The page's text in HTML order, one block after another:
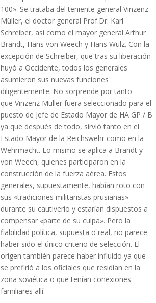
100». Se trataba del teniente general Vinzenz
Müller, el doctor general Prof.Dr. Karl
Schreiber, así como el mayor general Arthur
Brandt, Hans von Weech y Hans Wulz. Con la
excepción de Schreiber, que tras su liberación
huyó a Occidente, todos los generales
asumieron sus nuevas funciones
diligentemente. No sorprende por tanto
que Vinzenz Müller fuera seleccionado para el
puesto de Jefe de Estado Mayor de HA GP / B
ya que después de todo, sirvió tanto en el
Estado Mayor de la Reichswehr como en la
Wehrmacht. Lo mismo se aplica a Brandt y
von Weech, quienes participaron en la
construcción de la fuerza aérea. Estos
generales, supuestamente, habían roto con
sus «tradiciones militaristas prusianas»
durante su cautiverio y estarían dispuestos a
compensar «parte de su culpa». Pero la
fiabilidad política, supuesta o real, no parece
haber sido el único criterio de selección. El
origen también parece haber influido ya que
se prefirió a los oficiales que residían en la
zona soviética o que tenían conexiones
familiares allí.